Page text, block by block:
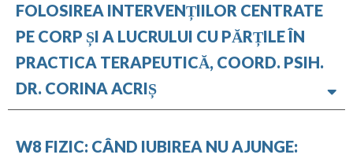
FOLOSIREA INTERVENȚIILOR CENTRATE
PE CORP ȘI A LUCRULUI CU PĂRȚILE ÎN
PRACTICA TERAPEUTICĂ, COORD. PSIH.
DR. CORINA ACRIȘ
W8 FIZIC: CÂND IUBIREA NU AJUNGE: